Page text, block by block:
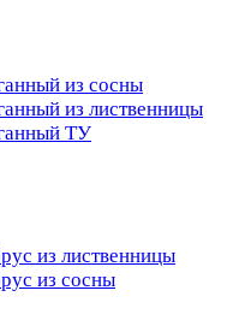
из сосны
из лиственницы
ТУ
из лиственницы
из сосны